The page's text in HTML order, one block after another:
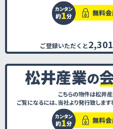
ご登録いただくと2,301